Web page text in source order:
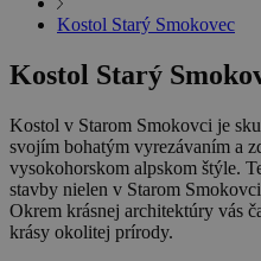
Kostol Starý Smokovec
Kostol Starý
Kostol v Starom Smokovci je
svojím bohatým vyrezávaním a
vysokohorskom alpskom štýle.
stavby nielen v Starom
Okrem krásnej architektúry vás
krásy okolitej prírody.